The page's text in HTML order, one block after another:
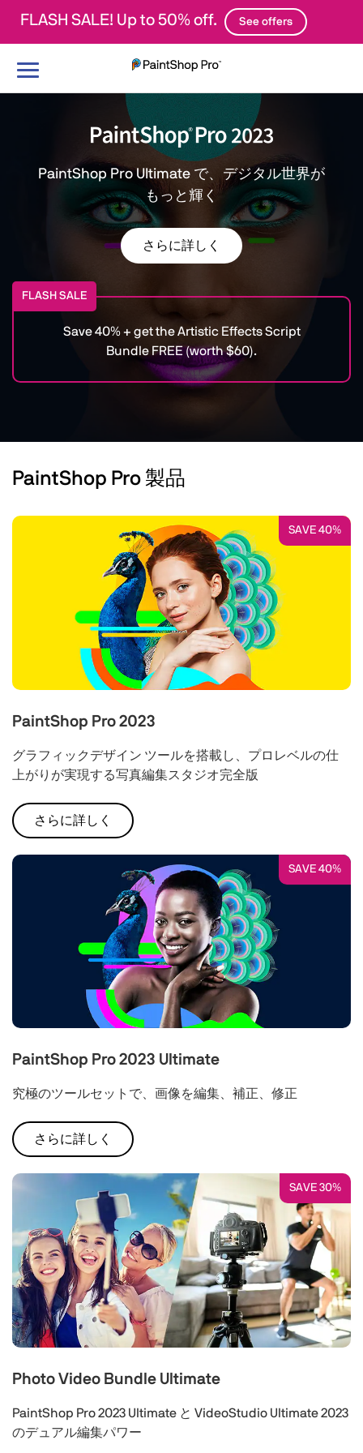
FLASH SALE! Up to 50% off. See offers
ナ
え
PaintShop Pro Ultimate で、デジタル世界が
もっと輝く
さらに詳しく
FLASH SALE
Save 40% + get the Artistic Effects Script
Bundle FREE (worth $60).
PaintShop Pro 製品
SAVE 40%
PaintShop Pro 2023
グラフィックデザイン ツールを搭載し、プロレベルの仕
上がりが実現する写真編集スタジオ完全版
さらに詳しく
SAVE 40%
PaintShop Pro 2023 Ultimate
究極のツールセットで、画像を編集、補正、修正
さらに詳しく
SAVE 30%
Photo Video Bundle Ultimate
PaintShop Pro 2023 Ultimate と VideoStudio Ultimate 2023
のデュアル編集パワー